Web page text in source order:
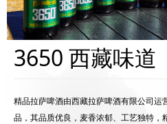
精品拉萨啤酒由西藏拉萨啤酒有限公司运
品，其品质优良，麦香浓郁、工艺独特，
3650 西藏味道